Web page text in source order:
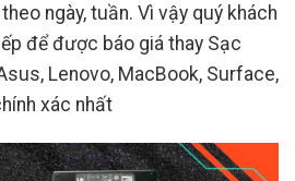
ngày, tuần. Vì vậy quý khách
để được báo giá thay Sạc
Lenovo, MacBook, Surface,
xác nhất